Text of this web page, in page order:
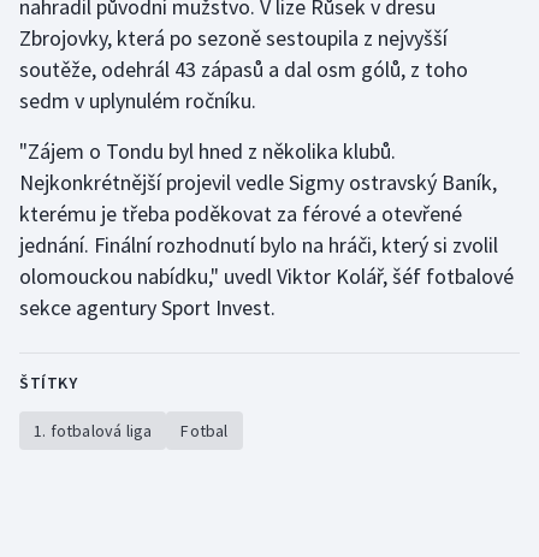
Krasobruslení
Lezení
Lyže a snowboard
Moderní pětiboj
Motorsport
Olympijské hry
Parasport
Plavání
nahradil původní mužstvo. V lize Růsek v dresu
Zbrojovky, která po sezoně sestoupila z nejvyšší
soutěže, odehrál 43 zápasů a dal osm gólů, z toho
sedm v uplynulém ročníku.
"Zájem o Tondu byl hned z několika klubů.
Nejkonkrétnější projevil vedle Sigmy ostravský Baník,
kterému je třeba poděkovat za férové a otevřené
jednání. Finální rozhodnutí bylo na hráči, který si zvolil
olomouckou nabídku," uvedl Viktor Kolář, šéf fotbalové
sekce agentury Sport Invest.
ŠTÍTKY
1. fotbalová liga Fotbal